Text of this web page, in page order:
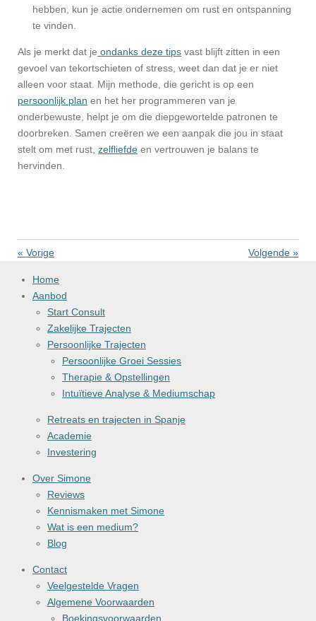
hebben, kun je actie ondernemen om rust en ontspanning
te vinden.
Als je merkt dat je ondanks deze tips vast blijft zitten in een
gevoel van tekortschieten of stress, weet dan dat je er niet
alleen voor staat. Mijn methode, die gericht is op een
persoonlijk plan en het her programmeren van je
onderbewuste, helpt je om die diepgewortelde patronen te
doorbreken. Samen creëren we een aanpak die jou in staat
stelt om met rust, zelfliefde en vertrouwen je balans te
hervinden.
« Vorige Volgende »
Home
Aanbod
Start Consult
Zakelijke Trajecten
Persoonlijke Trajecten
Persoonlijke Groei Sessies
Therapie & Opstellingen
Intuïtieve Analyse & Mediumschap
Retreats en trajecten in Spanje
Academie
Investering
Over Simone
Reviews
Kennismaken met Simone
Wat is een medium?
Blog
Contact
Veelgestelde Vragen
Algemene Voorwaarden
Boekingsvoorwaarden